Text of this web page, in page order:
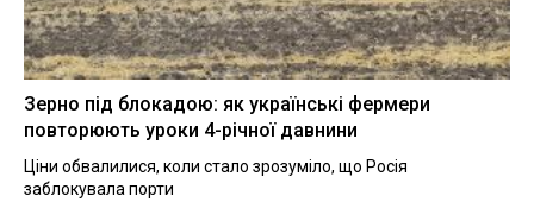
Зерно під блокадою: як українські фермери
повторюють уроки 4-річної давнини
Ціни обвалилися, коли стало зрозуміло, що Росія
заблокувала порти